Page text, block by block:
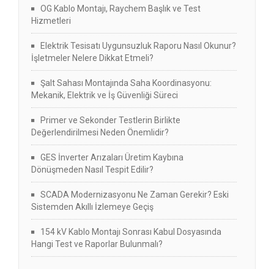
OG Kablo Montajı, Raychem Başlık ve Test
Hizmetleri
Elektrik Tesisatı Uygunsuzluk Raporu Nasıl Okunur?
İşletmeler Nelere Dikkat Etmeli?
Şalt Sahası Montajında Saha Koordinasyonu:
Mekanik, Elektrik ve İş Güvenliği Süreci
Primer ve Sekonder Testlerin Birlikte
Değerlendirilmesi Neden Önemlidir?
GES İnverter Arızaları Üretim Kaybına
Dönüşmeden Nasıl Tespit Edilir?
SCADA Modernizasyonu Ne Zaman Gerekir? Eski
Sistemden Akıllı İzlemeye Geçiş
154 kV Kablo Montajı Sonrası Kabul Dosyasında
Hangi Test ve Raporlar Bulunmalı?